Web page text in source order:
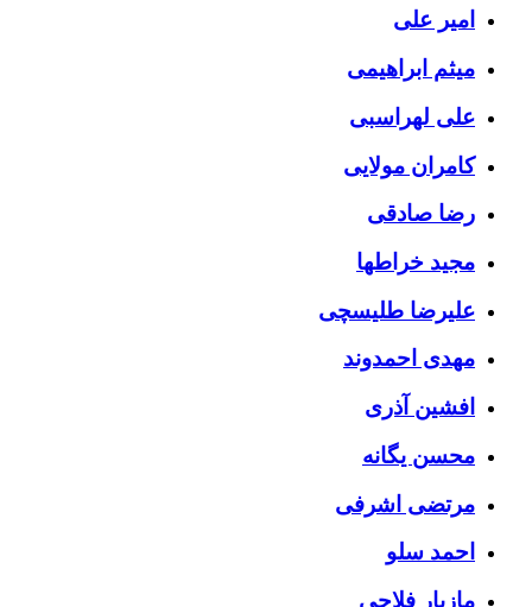
امیر علی
میثم ابراهیمی
علی لهراسبی
کامران مولایی
رضا صادقی
مجید خراطها
علیرضا طلیسچی
مهدی احمدوند
افشین آذری
محسن یگانه
مرتضی اشرفی
احمد سلو
مازیار فلاحی